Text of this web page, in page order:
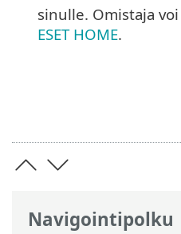
Navigointipolku
sinulle. Omistaja
ESET HOME.